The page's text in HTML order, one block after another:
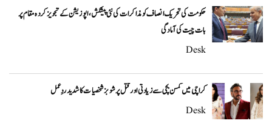
حکومت کی تحریک انصاف کو مذاکرات کی نئی پیشکش، اپوزیشن کے تجویز کردہ مقام پر
بات چیت کی آمادگی
Desk
کراچی میں کمسن بچی سے زیادتی اور قتل پر شوبز شخصیات کا شدید ردِعمل
Desk